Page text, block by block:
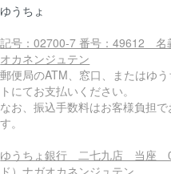
ゆうちょ
記号：02700-7 番号：49612 名
オカネンジュテン
郵便局のATM、窓口、またはゆ
トにてお支払いください。
なお、振込手数料はお客様負担で
す。
ゆうちょ銀行 二七九店 当座
ド）ナガオカネンジュテン